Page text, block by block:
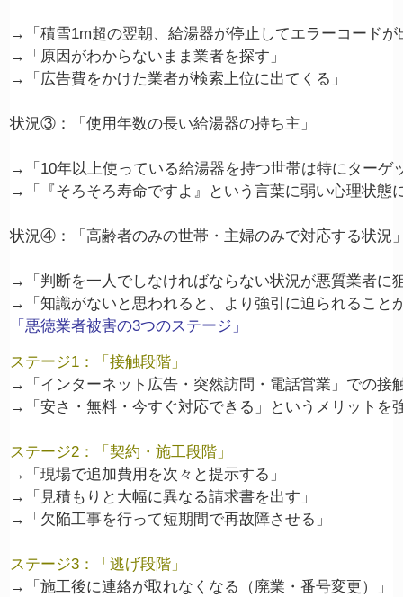
→「積雪1m超の翌朝、給湯器が停止してエラーコードが
→「原因がわからないまま業者を探す」
→「広告費をかけた業者が検索上位に出てくる」
状況③：「使用年数の長い給湯器の持ち主」
→「10年以上使っている給湯器を持つ世帯は特にターゲ
→「『そろそろ寿命ですよ』という言葉に弱い心理状態
状況④：「高齢者のみの世帯・主婦のみで対応する状況
→「判断を一人でしなければならない状況が悪質業者に
「悪徳業者被害の3つのステージ」
ステージ1：「接触段階」
→「インターネット広告・突然訪問・電話営業」での接
ステージ2：「契約・施工段階」
→「現場で追加費用を次々と提示する」
→「見積もりと大幅に異なる請求書を出す」
→「欠陥工事を行って短期間で再故障させる」
ステージ3：「逃げ段階」
→「施工後に連絡が取れなくなる（廃業・番号変更）」